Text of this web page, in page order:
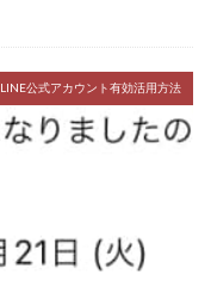
LINE公式アカウント有効活用方法